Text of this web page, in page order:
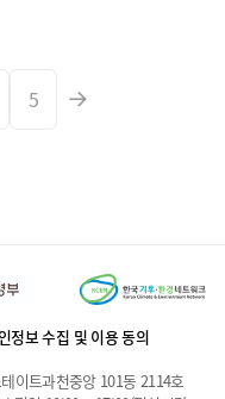
5
정보 수집 및 이용 동의
이트과천중앙 101동 2114호